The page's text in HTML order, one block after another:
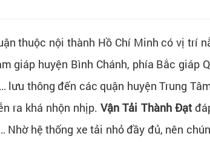
thuộc nội thành Hồ Chí Minh có vị trí
giáp huyện Bình Chánh, phía Bắc giáp
lưu thông đến các quận huyện Trung
ra khá nhộn nhịp.Vận Tải Thành Đạt
Nhờ hệ thống xe tải nhỏ đầy đủ, nên